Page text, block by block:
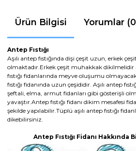
Ürün Bilgisi Yorumlar
Antep Fıstığı
Aşılı antep fıstığında dişi çeşit uzun, erkek
olmaktadır.Erkek çeşit muhakkak
fıstığı fidanlarında meyve oluşumu
fıstığı fidanında uzun çeşididir. Aşılı antep
şeftali, elma, armut fidanları gibi gösterişli
yavaştır.Antep fıstığı fidanı dikim mesafesi
şekilde yapılabilir.Tüplü aşılı antep fıstığı
dikebilirsiniz.
Antep Fıstığı Fidanı